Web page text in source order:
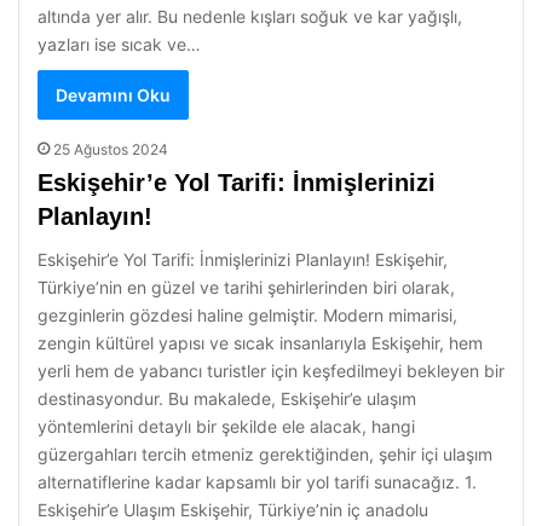
altında yer alır. Bu nedenle kışları soğuk ve kar yağışlı,
yazları ise sıcak ve…
Devamını Oku
25 Ağustos 2024
Eskişehir’e Yol Tarifi: İnmişlerinizi
Planlayın!
Eskişehir’e Yol Tarifi: İnmişlerinizi Planlayın! Eskişehir,
Türkiye’nin en güzel ve tarihi şehirlerinden biri olarak,
gezginlerin gözdesi haline gelmiştir. Modern mimarisi,
zengin kültürel yapısı ve sıcak insanlarıyla Eskişehir, hem
yerli hem de yabancı turistler için keşfedilmeyi bekleyen bir
destinasyondur. Bu makalede, Eskişehir’e ulaşım
yöntemlerini detaylı bir şekilde ele alacak, hangi
güzergahları tercih etmeniz gerektiğinden, şehir içi ulaşım
alternatiflerine kadar kapsamlı bir yol tarifi sunacağız. 1.
Eskişehir’e Ulaşım Eskişehir, Türkiye’nin iç anadolu